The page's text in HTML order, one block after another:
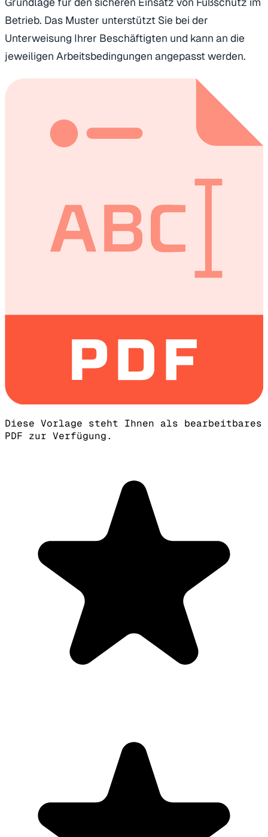
Betrieb. Das Muster unterstützt Sie bei der
Unterweisung Ihrer Beschäftigten und kann an die
jeweiligen Arbeitsbedingungen angepasst werden.
Diese Vorlage steht Ihnen als bearbeitbares
PDF zur Verfügung.